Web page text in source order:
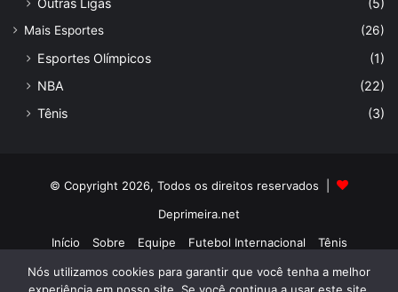
Mais Esportes (26)
Esportes Olímpicos
(1)
NBA
(22)
Tênis
(3)
© Copyright 2026, Todos os direitos reservados |
Deprimeira.net
Início
Sobre Equipe Futebol Internacional Tênis
Facebook
X LinkedInInstagram
Nós utilizamos cookies para garantir que você tenha a melhor